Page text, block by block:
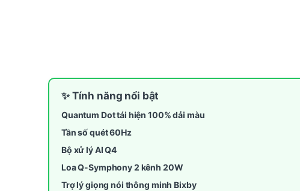
✨ Tính năng nổi bật
Quantum Dot tái hiện 100% dải màu
Tần số quét 60Hz
Bộ xử lý AI Q4
Loa Q-Symphony 2 kênh 20W
Trợ lý giọng nói thông minh Bixby